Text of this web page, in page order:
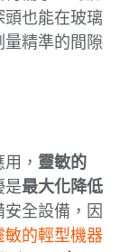
也能在玻璃
精準的間隙
， 靈敏的
是最大化降低
全設備，因
敏的輕型機器